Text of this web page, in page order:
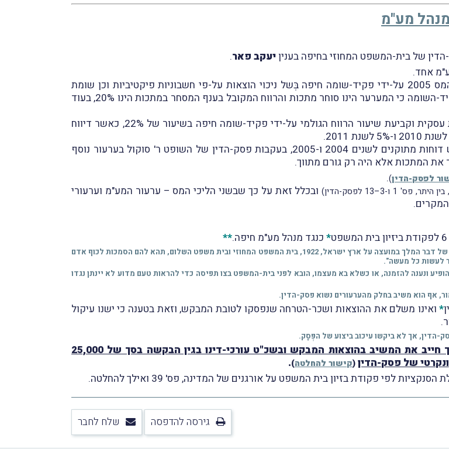
מע"מ
יעקב פאר.
אחד.
ערעור מס ההכנסה הראשון עוסק בפסילת ספרי המערער לשנת-המס 2005 על-ידי פקיד-שומה חיפה בְּשל ניכוי הוצאות על-פי חשבוניות פיקטיביות וכן שומת
חוסר סבירות עסקית לשנות-המס 2005–2007, במסגרתה קבע פקיד-השומה כי המערער הינו סוחר מתכות והרווח המקובל בענף המסחר במתכות הינו 20%, בעוד
שלושת ערעורי מס ההכנסה הנוספים עניינם בשומות חוסר סבירוּת עסקית וקביעת שיעור הרווח הגולמי על-ידי פקיד-שומה חיפה בשיעור של 22%, כאשר דיווח
ואילו עניינו של ערעור המע"מ בדחיית בקשתו של המערער להגיש דוחות מתוקנים לשנים 2004 ו-2005, בעקבות פסק-הדין של השופט ר' סוקול בערעור נוסף
את המתכות אלא היה רק גורם מתווך.
לפסק-הדין)
.
פס' 1 ו-3–13 לפסק-הדין)
ובכלל זאת על כך שבשני הליכי המס – ערעור המע"מ וערעורי
* כנגד מנהל מע"מ חיפה.**
* סעיף זה קובע, כי "בית המשפט העליון, בית משפט מיוחד שנתכונן עפ"י סעיף 55 של דבר המלך במועצה על ארץ ישראל, 1922, בית המשפט המחוזי ובית משפט השלום, תהא להם הסמכות לכוף אדם
לעשות כל מעשה".
ונענה להזמנה, או כשלא בא מעצמו, הובא לפני בית-המשפט בצו תפיסה כדי להראות טעם מדוע לא יינתן נגדו
אף הוא משיב בחלק מהערעורים נשוא פסק-הדין.
*ואינו משלם את ההוצאות ושכר-הטרחה שנפסקו לטובת המבקש, וזאת בטענה כי ישנו עיקול
הדין, אך לא ביקשו עיכוב ביצוע של הפְּסָק.
דחה את הבקשה אך חייב את המשיב בהוצאות המבקש ובשכ"ט עורכי-דינו בגין הבקשה בסך של 25,000
של פסק-הדין(קישור להחלטה)
.
לפי פקודת בזיון בית המשפט על אורגנים של המדינה, פס' 39 ואילך להחלטה.
גירסה להדפסה שלח לחבר